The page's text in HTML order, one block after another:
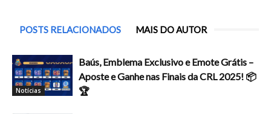
POSTS RELACIONADOS MAIS DO AUTOR
Notícias
Baús, Emblema Exclusivo e Emote Grátis –
Aposte e Ganhe nas Finais da CRL 2025! 📦
🏆